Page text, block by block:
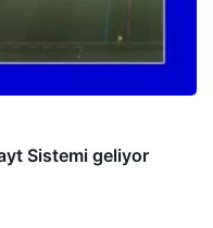
Sistemi geliyor